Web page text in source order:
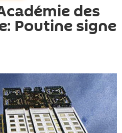
des
Poutine signe